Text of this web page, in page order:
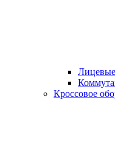
Кроссовое